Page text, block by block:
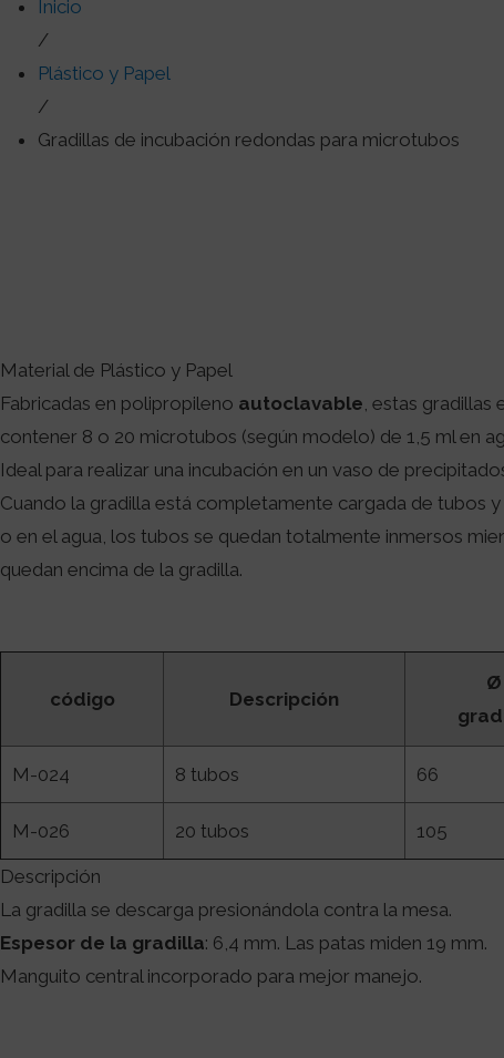
Inicio
/
Plástico y Papel
/
Gradillas de incubación redondas para microtubos
Material de Plástico y Papel
Fabricadas en polipropileno autoclavable , estas gradillas
contener 8 o 20 microtubos (según modelo) de 1,5 ml en
Ideal para realizar una incubación en un vaso de
Cuando la gradilla está completamente cargada de tubos
o en el agua, los tubos se quedan totalmente inmersos
quedan encima de la gradilla.
código Descripción
Ø
M-024 8 tubos 66
M-026 20 tubos 105
Descripción
La gradilla se descarga presionándola contra la mesa.
Espesor de la gradilla: 6,4 mm. Las patas miden 19 mm.
Manguito central incorporado para mejor manejo.